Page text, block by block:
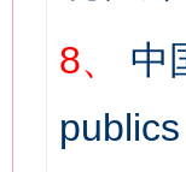
8、
中